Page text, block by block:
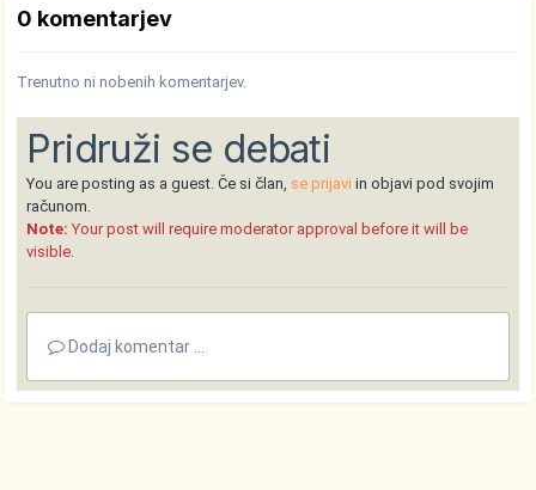
0 komentarjev
Trenutno ni nobenih komentarjev.
Pridruži se debati
You are posting as a guest. Če si član, se prijavi in objavi pod svojim
računom.
Note: Your post will require moderator approval before it will be
visible.
Dodaj komentar ...